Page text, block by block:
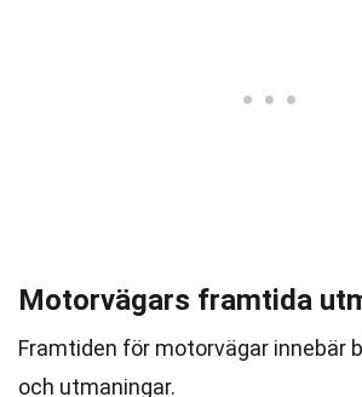
Motorvägars framtida
Framtiden för motorvägar innebär
och utmaningar.